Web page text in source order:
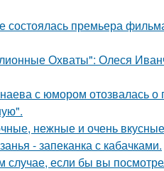
состоялась премьера
Охваты": Олеся
с юмором отозвалась о
нежные и очень
- запеканка с кабачками.
случае, если бы вы